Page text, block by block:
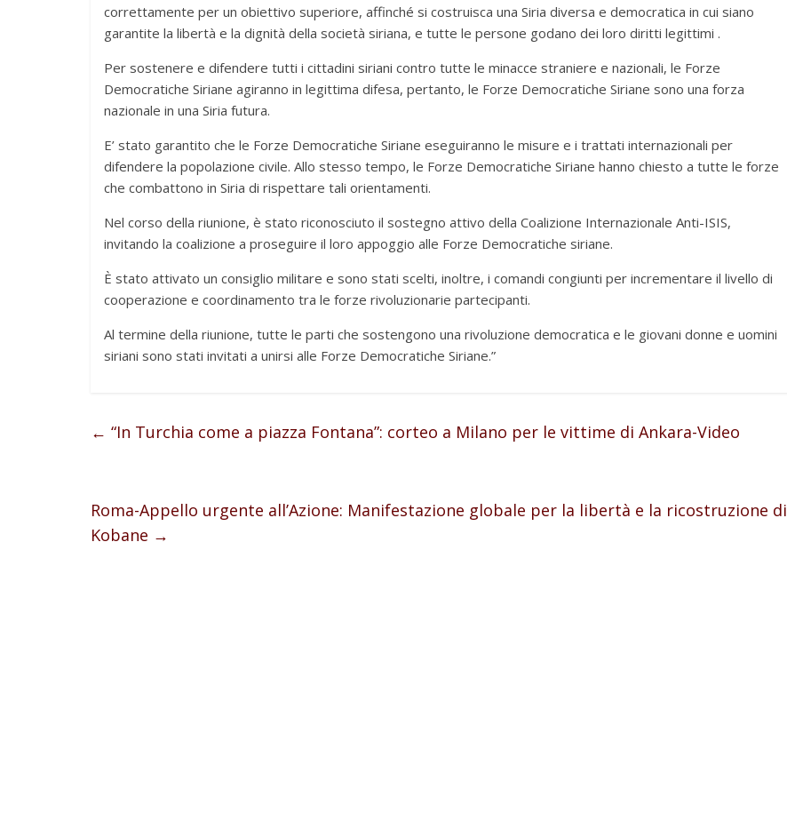
correttamente per un obiettivo superiore, affinché si costruisca una Siria diversa e democratica in cui siano
garantite la libertà e la dignità della società siriana, e tutte le persone godano dei loro diritti legittimi .
Per sostenere e difendere tutti i cittadini siriani contro tutte le minacce straniere e nazionali, le Forze
Democratiche Siriane agiranno in legittima difesa, pertanto, le Forze Democratiche Siriane sono una forza
nazionale in una Siria futura.
E’ stato garantito che le Forze Democratiche Siriane eseguiranno le misure e i trattati internazionali per
difendere la popolazione civile. Allo stesso tempo, le Forze Democratiche Siriane hanno chiesto a tutte le forze
che combattono in Siria di rispettare tali orientamenti.
Nel corso della riunione, è stato riconosciuto il sostegno attivo della Coalizione Internazionale Anti-ISIS,
invitando la coalizione a proseguire il loro appoggio alle Forze Democratiche siriane.
È stato attivato un consiglio militare e sono stati scelti, inoltre, i comandi congiunti per incrementare il livello di
cooperazione e coordinamento tra le forze rivoluzionarie partecipanti.
Al termine della riunione, tutte le parti che sostengono una rivoluzione democratica e le giovani donne e uomini
siriani sono stati invitati a unirsi alle Forze Democratiche Siriane.”
← “In Turchia come a piazza Fontana”: corteo a Milano per le vittime di Ankara-Video
Roma-Appello urgente all’Azione: Manifestazione globale per la libertà e la ricostruzione di
Kobane →